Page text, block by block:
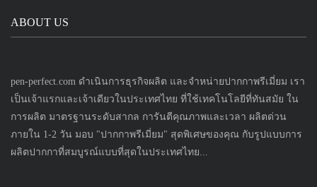
ABOUT US
pen-perfect.com ดำเนินการธุรกิจผลิต และจำหน่ายปากกาพรีเมี่ยม เรา
เป็นเจ้าแรกและเจ้าเดียวในประเทศไทย ที่ใช้เทคโนโลยีที่ทันสมัย ใน
การผลิต มาตรฐานระดับสากล การันตีคุณภาพและเวลา ผลิตด่วน
ภายใน 1-2 วัน มอบ "ปากกาพรีเมี่ยม" สุดพิเศษของคุณ กับรูปแบบการ
ผลิตปากกาที่สมบูรณ์แบบที่สุดในประเทศไทย...